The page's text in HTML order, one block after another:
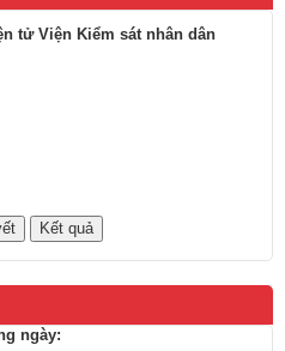
tử Viện Kiểm sát nhân dân
ngày: